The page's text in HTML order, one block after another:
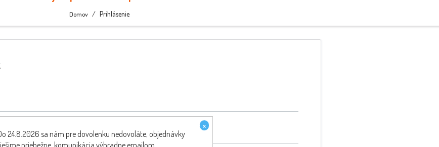
Domov / Prihlásenie
×
24.8.2026 sa nám pre dovolenku nedovoláte, objednávky
priebežne, komunikácia výhradne emailom